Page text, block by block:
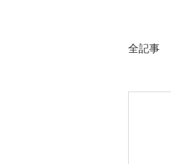
全記事